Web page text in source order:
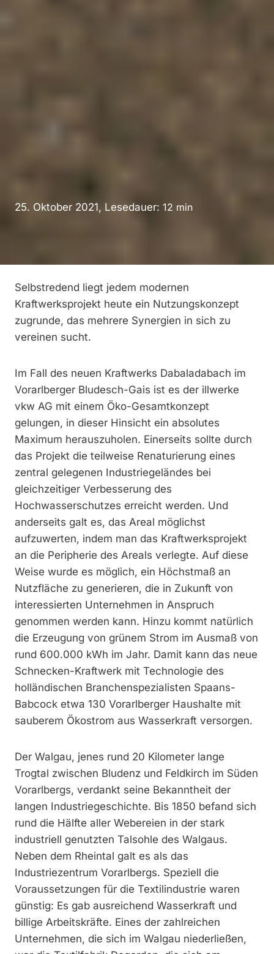
25. Oktober 2021, Lesedauer: 12 min
Selbstredend liegt jedem modernen
Kraftwerksprojekt heute ein Nutzungskonzept
zugrunde, das mehrere Synergien in sich zu
vereinen sucht.
Im Fall des neuen Kraftwerks Dabaladabach im
Vorarlberger Bludesch-Gais ist es der illwerke
vkw AG mit einem Öko-Gesamtkonzept
gelungen, in dieser Hinsicht ein absolutes
Maximum herauszuholen. Einerseits sollte durch
das Projekt die teilweise Renaturierung eines
zentral gelegenen Industriegeländes bei
gleichzeitiger Verbesserung des
Hochwasserschutzes erreicht werden. Und
anderseits galt es, das Areal möglichst
aufzuwerten, indem man das Kraftwerksprojekt
an die Peripherie des Areals verlegte. Auf diese
Weise wurde es möglich, ein Höchstmaß an
Nutzfläche zu generieren, die in Zukunft von
interessierten Unternehmen in Anspruch
genommen werden kann. Hinzu kommt natürlich
die Erzeugung von grünem Strom im Ausmaß von
rund 600.000 kWh im Jahr. Damit kann das neue
Schnecken-Kraftwerk mit Technologie des
holländischen Branchenspezialisten Spaans-
Babcock etwa 130 Vorarlberger Haushalte mit
sauberem Ökostrom aus Wasserkraft versorgen.
Der Walgau, jenes rund 20 Kilometer lange
Trogtal zwischen Bludenz und Feldkirch im Süden
Vorarlbergs, verdankt seine Bekanntheit der
langen Industriegeschichte. Bis 1850 befand sich
rund die Hälfte aller Webereien in der stark
industriell genutzten Talsohle des Walgaus.
Neben dem Rheintal galt es als das
Industriezentrum Vorarlbergs. Speziell die
Voraussetzungen für die Textilindustrie waren
günstig: Es gab ausreichend Wasserkraft und
billige Arbeitskräfte. Eines der zahlreichen
Unternehmen, die sich im Walgau niederließen,